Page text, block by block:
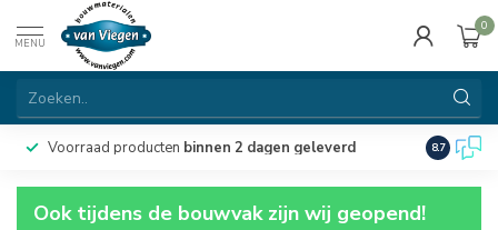
MENU
0
Voorraad producten binnen 2 dagen geleverd 8.7
Ook tijdens de bouwvak zijn wij geopend!